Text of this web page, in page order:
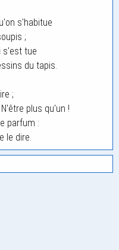
s'habitue
;
s'est tue
du tapis.
;
plus qu'un !
parfum :
le dire.